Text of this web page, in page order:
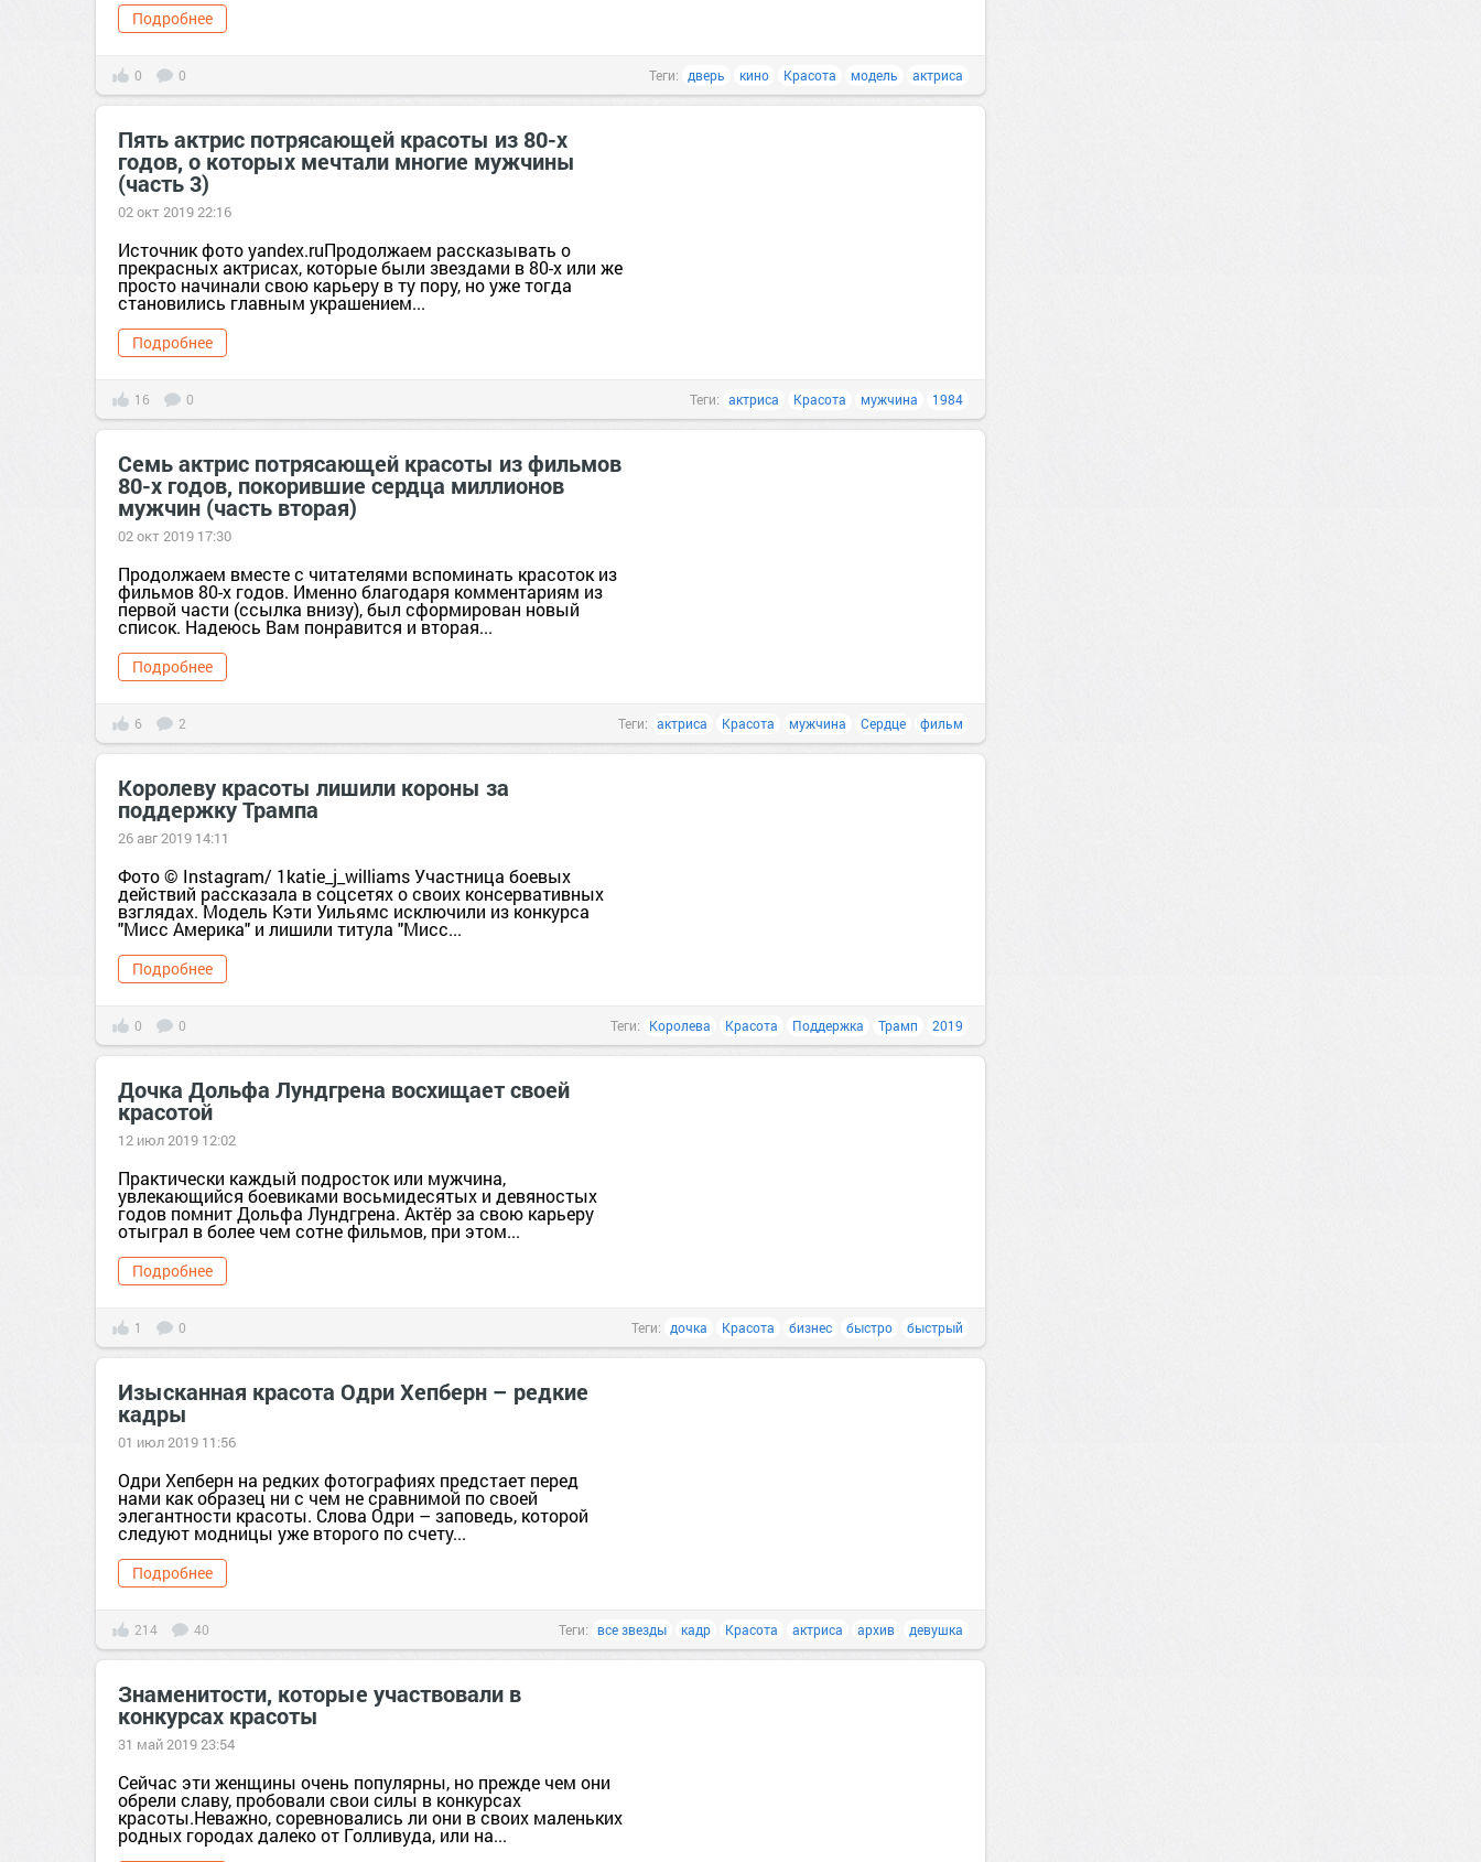
Подробнее
0 0 Теги: дверь кино Красота модель актриса
Пять актрис потрясающей красоты из 80-х
годов, о которых мечтали многие мужчины
(часть 3)
02 окт 2019 22:16
Источник фото yandex.ruПродолжаем рассказывать о
прекрасных актрисах, которые были звездами в 80-х или же
просто начинали свою карьеру в ту пору, но уже тогда
становились главным украшением...
Подробнее
16 0 Теги: актриса Красота мужчина 1984
Семь актрис потрясающей красоты из фильмов
80-х годов, покорившие сердца миллионов
мужчин (часть вторая)
02 окт 2019 17:30
Продолжаем вместе с читателями вспоминать красоток из
фильмов 80-х годов. Именно благодаря комментариям из
первой части (ссылка внизу), был сформирован новый
список. Надеюсь Вам понравится и вторая...
Подробнее
6 2 Теги: актриса Красота мужчина Сердце фильм
Королеву красоты лишили короны за
поддержку Трампа
26 авг 2019 14:11
Фото © Instagram/ 1katie_j_williams Участница боевых
действий рассказала в соцсетях о своих консервативных
взглядах. Модель Кэти Уильямс исключили из конкурса
"Мисс Америка" и лишили титула "Мисс...
Подробнее
0 0 Теги: Королева Красота Поддержка Трамп 2019
Дочка Дольфа Лундгрена восхищает своей
красотой
12 июл 2019 12:02
Практически каждый подросток или мужчина,
увлекающийся боевиками восьмидесятых и девяностых
годов помнит Дольфа Лундгрена. Актёр за свою карьеру
отыграл в более чем сотне фильмов, при этом...
Подробнее
1 0 Теги: дочка Красота бизнес быстро быстрый
Изысканная красота Одри Хепберн – редкие
кадры
01 июл 2019 11:56
Одри Хепберн на редких фотографиях предстает перед
нами как образец ни с чем не сравнимой по своей
элегантности красоты. Слова Одри – заповедь, которой
следуют модницы уже второго по счету...
Подробнее
214 40 Теги: все звезды кадр Красота актриса архив девушка
Знаменитости, которые участвовали в
конкурсах красоты
31 май 2019 23:54
Сейчас эти женщины очень популярны, но прежде чем они
обрели славу, пробовали свои силы в конкурсах
красоты.Неважно, соревновались ли они в своих маленьких
родных городах далеко от Голливуда, или на...